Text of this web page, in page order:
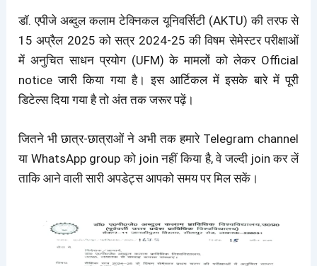
डॉ. एपीजे अब्दुल कलाम टेक्निकल यूनिवर्सिटी (AKTU) की तरफ से
15 अप्रैल 2025 को सत्र 2024-25 की विषम सेमेस्टर परीक्षाओं
में अनुचित साधन प्रयोग (UFM) के मामलों को लेकर Official
notice जारी किया गया है। इस आर्टिकल में इसके बारे में पूरी
डिटेल्स दिया गया है तो अंत तक जरूर पढ़ें।
जितने भी छात्र-छात्राओं ने अभी तक हमारे Telegram channel
या WhatsApp group को join नहीं किया है, वे जल्दी join कर लें
ताकि आने वाली सारी अपडेट्स आपको समय पर मिल सकें।